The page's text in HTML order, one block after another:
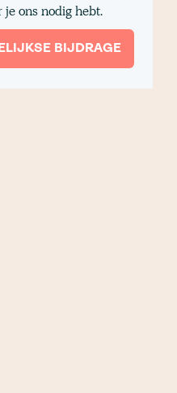
ons nodig hebt.
BIJDRAGE